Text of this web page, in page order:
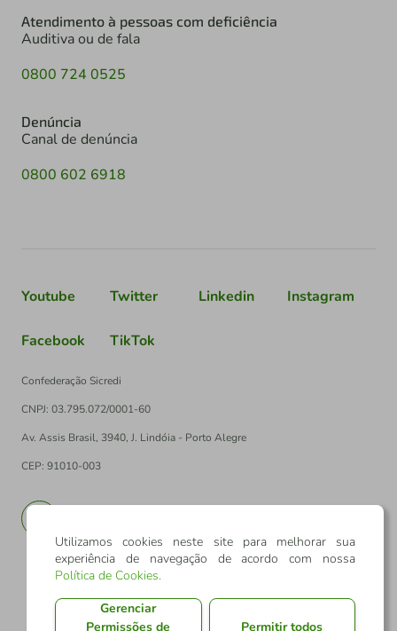
Atendimento à pessoas com deficiência
Auditiva ou de fala
0800 724 0525
Denúncia
Canal de denúncia
0800 602 6918
Youtube Twitter Linkedin Instagram
Facebook TikTok
Confederação Sicredi
CNPJ: 03.795.072/0001-60
Av. Assis Brasil, 3940, J. Lindóia - Porto Alegre
CEP: 91010-003
Utilizamos cookies neste site para melhorar sua
experiência de navegação de acordo com nossa
Política de Cookies.
Gerenciar
Permissões de
Permitir todos